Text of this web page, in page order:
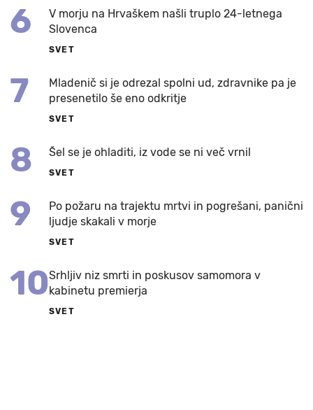
6
V morju na Hrvaškem našli truplo 24-letnega
Slovenca
SVET
7
Mladenič si je odrezal spolni ud, zdravnike pa je
presenetilo še eno odkritje
SVET
8 Šel se je ohladiti, iz vode se ni več vrnil
SVET
9
Po požaru na trajektu mrtvi in pogrešani, panični
ljudje skakali v morje
SVET
10Srhljiv niz smrti in poskusov samomora v
kabinetu premierja
SVET